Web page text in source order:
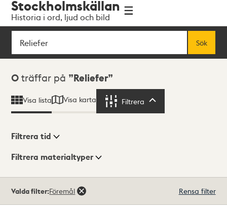
navigationen
huvudinnehållet
Stockholmskällan
Historia i ord, ljud och bild
Sök
Sök
Sökresultat
0 träffar på Reliefer
Visa lista Visa karta Filtrera
Visningsläge
Filtrera tid
Filtrera materialtyper
träffar
Valda filter:Föremål Rensa filter